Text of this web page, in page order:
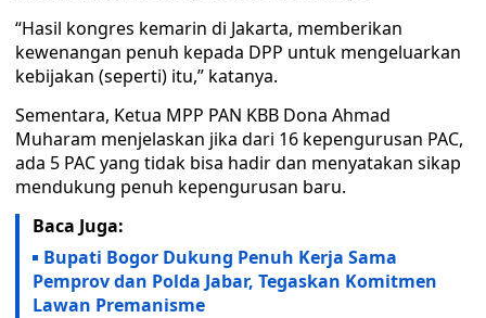
“Hasil kongres kemarin di Jakarta, memberikan
kewenangan penuh kepada DPP untuk mengeluarkan
kebijakan (seperti) itu,” katanya.
Sementara, Ketua MPP PAN KBB Dona Ahmad
Muharam menjelaskan jika dari 16 kepengurusan PAC,
ada 5 PAC yang tidak bisa hadir dan menyatakan sikap
mendukung penuh kepengurusan baru.
Baca Juga:
Bupati Bogor Dukung Penuh Kerja Sama
Pemprov dan Polda Jabar, Tegaskan Komitmen
Lawan Premanisme